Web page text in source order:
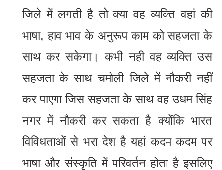
जिले में लगती है तो क्या वह व्यक्ति वहां की
भाषा, हाव भाव के अनुरूप काम को सहजता के
साथ कर सकेगा। कभी नही वह व्यक्ति उस
सहजता के साथ चमोली जिले में नौकरी नहीं
कर पाएगा जिस सहजता के साथ वह उधम सिंह
नगर में नौकरी कर सकता है क्योंकि भारत
विविधताओं से भरा देश है यहां कदम कदम पर
भाषा और संस्कृति में परिवर्तन होता है इसलिए